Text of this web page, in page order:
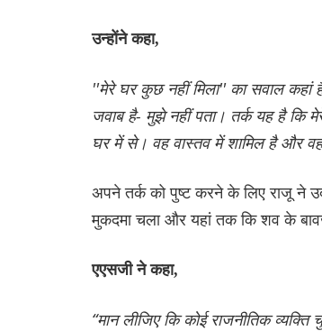
उन्होंने कहा,
''मेरे घर कुछ नहीं मिला'' का सवाल कहां
जवाब है- मुझे नहीं पता। तर्क यह है कि
घर में से। वह वास्तव में शामिल है और
अपने तर्क को पुष्ट करने के लिए राजू ने
मुकदमा चला और यहां तक कि शव के
एएसजी ने कहा,
“मान लीजिए कि कोई राजनीतिक